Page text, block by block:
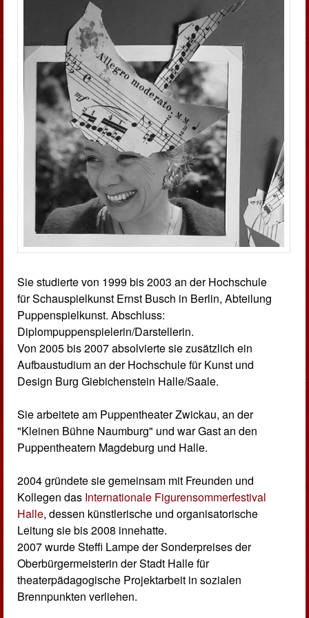
Sie studierte von 1999 bis 2003 an der Hochschule
für Schauspielkunst Ernst Busch in Berlin, Abteilung
Puppenspielkunst. Abschluss:
Diplompuppenspielerin/Darstellerin.
Von 2005 bis 2007 absolvierte sie zusätzlich ein
Aufbaustudium an der Hochschule für Kunst und
Design Burg Giebichenstein Halle/Saale.
Sie arbeitete am Puppentheater Zwickau, an der
"Kleinen Bühne Naumburg" und war Gast an den
Puppentheatern Magdeburg und Halle.
2004 gründete sie gemeinsam mit Freunden und
Kollegen das Internationale Figurensommerfestival
Halle, dessen künstlerische und organisatorische
Leitung sie bis 2008 innehatte.
2007 wurde Steffi Lampe der Sonderpreises der
Oberbürgermeisterin der Stadt Halle für
theaterpädagogische Projektarbeit in sozialen
Brennpunkten verliehen.